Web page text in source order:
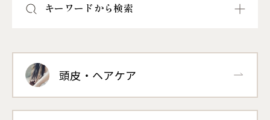
キーワードから検索
頭皮・ヘアケア